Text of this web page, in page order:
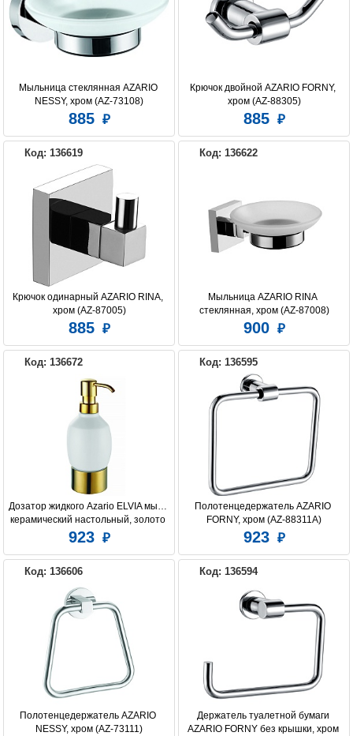
Мыльница стеклянная AZARIO
NESSY, хром (AZ-73108)
885
Крючок двойной AZARIO FORNY,
хром (AZ-88305)
885
Код: 136619
Крючок одинарный AZARIO RINA,
хром (AZ-87005)
885
Код: 136622
Мыльница AZARIO RINA
стеклянная, хром (AZ-87008)
900
Код: 136672
Дозатор жидкого Azario ELVIA мыла
керамический настольный, золото
(AZ-128AG)
923
Код: 136595
Полотенцедержатель AZARIO
FORNY, хром (AZ-88311A)
923
Код: 136606
Полотенцедержатель AZARIO
NESSY, хром (AZ-73111)
Код: 136594
Держатель туалетной бумаги
AZARIO FORNY без крышки, хром